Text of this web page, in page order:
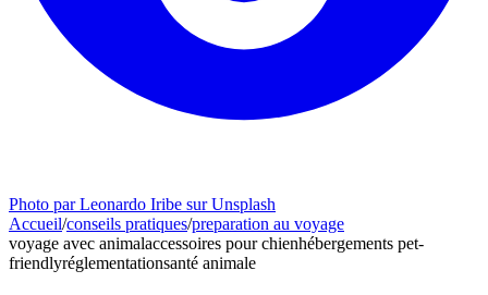
Photo par Leonardo Iribe sur Unsplash
Accueil/conseils pratiques/preparation au voyage
voyage avec animalaccessoires pour chienhébergements pet-
friendlyréglementationsanté animale